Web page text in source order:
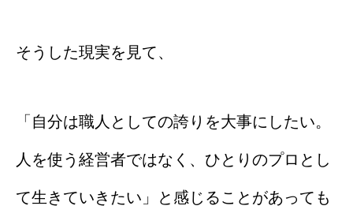
そうした現実を見て、
「自分は職人としての誇りを大事にしたい。
人を使う経営者ではなく、ひとりのプロとし
て生きていきたい」と感じることがあっても